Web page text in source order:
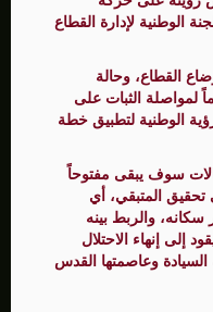
الوطنية لإدارة القطاع
القطاع، وحالة
لمواصلة الثبات على
الوطنية لتطبيق خطة
سوف يبقى مفتوحاً
المتبقي، أي
سكانه، والربط بينه
إلى إنهاء الاحتلال
وعاصمتها القدس